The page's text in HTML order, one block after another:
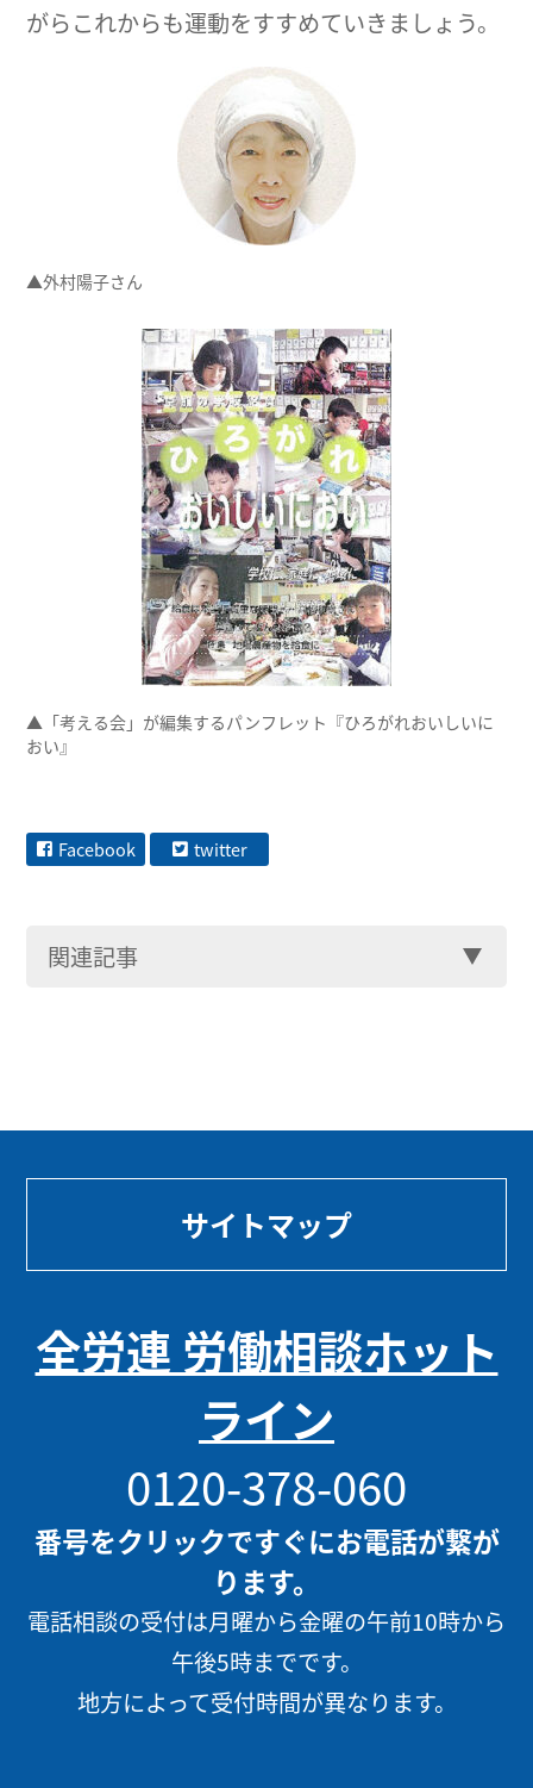
がらこれからも運動をすすめていきましょう。
▲外村陽子さん
▲「考える会」が編集するパンフレット『ひろがれおいしいに
おい』
Facebook twitter
関連記事
サイトマップ
全労連 労働相談ホット
ライン
0120-378-060
番号をクリックですぐにお電話が繋が
ります。
電話相談の受付は月曜から金曜の午前10時から
午後5時までです。
地方によって受付時間が異なります。